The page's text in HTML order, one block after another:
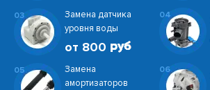
03
Замена датчика
уровня воды
от 800
04
05
Замена
амортизаторов
06